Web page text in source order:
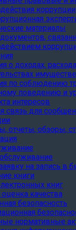
коррупции
материалы
о доходах,
по соблюдению
поведению и
интересов
связь для
отчеты, обзоры,
на запись в
книги
книг
качества
безопасность
нормативные